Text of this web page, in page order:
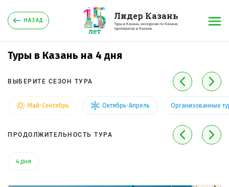
НАЗАД Лидер Казань
Туры в Казань, экскурсии по Казани,
туроператор в Казани
Туры в Казань на 4 дня
ВЫБЕРИТЕ СЕЗОН ТУРА
Май-Сентябрь Октябрь-Апрель Организованные
ПРОДОЛЖИТЕЛЬНОСТЬ ТУРА
4 дня